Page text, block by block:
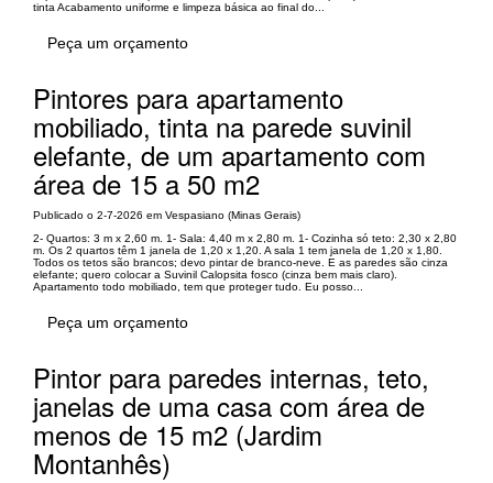
tinta Acabamento uniforme e limpeza básica ao final do...
Peça um orçamento
Pintores para apartamento
mobiliado, tinta na parede suvinil
elefante, de um apartamento com
área de 15 a 50 m2
Publicado o 2-7-2026 em Vespasiano (Minas Gerais)
2- Quartos: 3 m x 2,60 m. 1- Sala: 4,40 m x 2,80 m. 1- Cozinha só teto: 2,30 x 2,80
m. Os 2 quartos têm 1 janela de 1,20 x 1,20. A sala 1 tem janela de 1,20 x 1,80.
Todos os tetos são brancos; devo pintar de branco-neve. E as paredes são cinza
elefante; quero colocar a Suvinil Calopsita fosco (cinza bem mais claro).
Apartamento todo mobiliado, tem que proteger tudo. Eu posso...
Peça um orçamento
Pintor para paredes internas, teto,
janelas de uma casa com área de
menos de 15 m2 (Jardim
Montanhês)